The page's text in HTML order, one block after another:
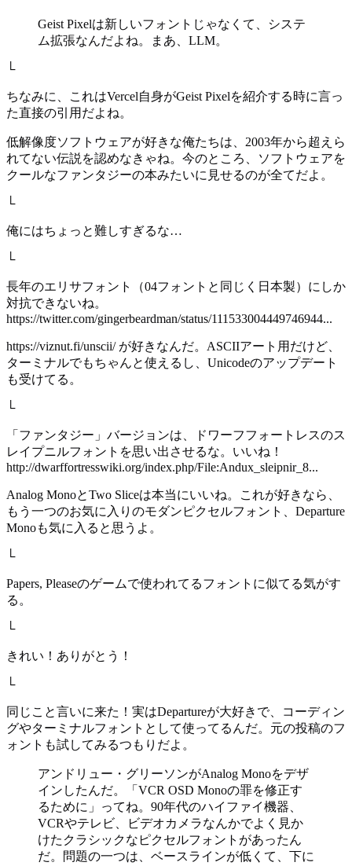
Geist Pixelは新しいフォントじゃなくて、システ
ム拡張なんだよね。まあ、LLM。
└
ちなみに、これはVercel自身がGeist Pixelを紹介する時に言っ
た直接の引用だよね。
低解像度ソフトウェアが好きな俺たちは、2003年から超えら
れてない伝説を認めなきゃね。今のところ、ソフトウェアを
クールなファンタジーの本みたいに見せるのが全てだよ。
└
俺にはちょっと難しすぎるな…
└
長年のエリサフォント（04フォントと同じく日本製）にしか
対抗できないね。
https://twitter.com/gingerbeardman/status/111533004449746944...
https://viznut.fi/unscii/ が好きなんだ。ASCIIアート用だけど、
ターミナルでもちゃんと使えるし、Unicodeのアップデート
も受けてる。
└
「ファンタジー」バージョンは、ドワーフフォートレスのス
レイプニルフォントを思い出させるな。いいね！
http://dwarffortresswiki.org/index.php/File:Andux_sleipnir_8...
Analog MonoとTwo Sliceは本当にいいね。これが好きなら、
もう一つのお気に入りのモダンピクセルフォント、Departure
Monoも気に入ると思うよ。
└
Papers, Pleaseのゲームで使われてるフォントに似てる気がす
る。
└
きれい！ありがとう！
└
同じこと言いに来た！実はDepartureが大好きで、コーディン
グやターミナルフォントとして使ってるんだ。元の投稿のフ
ォントも試してみるつもりだよ。
アンドリュー・グリーソンがAnalog Monoをデザ
インしたんだ。「VCR OSD Monoの罪を修正す
るために」ってね。90年代のハイファイ機器、
VCRやテレビ、ビデオカメラなんかでよく見か
けたクラシックなピクセルフォントがあったん
だ。問題の一つは、ベースラインが低くて、下に